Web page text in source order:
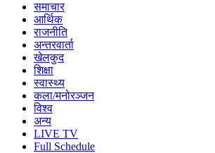
समाचार
आर्थिक
राजनीति
अन्तरवार्ता
खेलकुद
शिक्षा
स्वास्थ्य
कला/मनोरञ्जन
विश्व
अन्य
LIVE TV
Full Schedule